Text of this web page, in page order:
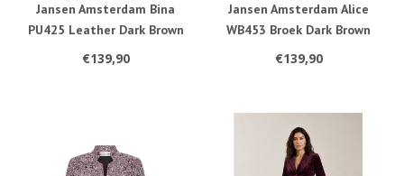
Jansen Amsterdam Bina
PU425 Leather Dark Brown
€139,90
Jansen Amsterdam Alice
WB453 Broek Dark Brown
€139,90